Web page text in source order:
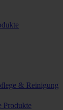
& Reinigung
Produkte